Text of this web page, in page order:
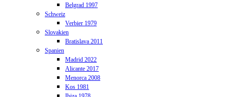
Belgrad 1997
Schweiz
Verbier 1979
Slovakien
Bratislava 2011
Spanien
Madrid 2022
Alicante 2017
Menorca 2008
Kos 1981